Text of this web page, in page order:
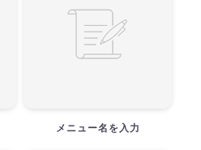
メニュー名を入力